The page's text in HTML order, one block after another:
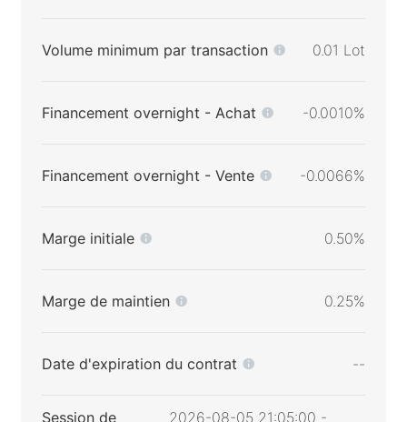
Volume minimum par transaction 0.01 Lot
Financement overnight - Achat -0.0010%
Financement overnight - Vente -0.0066%
Marge initiale 0.50%
Marge de maintien 0.25%
Date d'expiration du contrat --
Session de 2026-08-05 21:05:00 -